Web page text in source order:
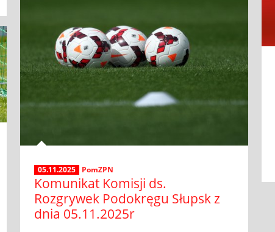
05.11.2025 PomZPN
Komunikat Komisji ds.
Rozgrywek Podokręgu Słupsk z
dnia 05.11.2025r